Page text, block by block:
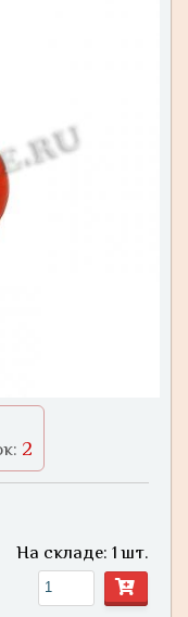
2
На складе: 1 шт.